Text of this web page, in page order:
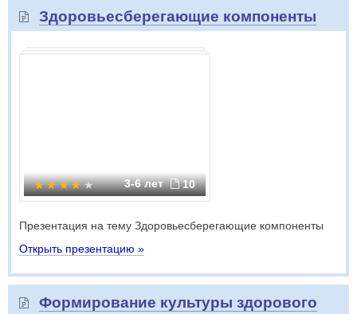
Здоровьесберегающие компоненты
3-6 лет 10
Презентация на тему Здоровьесберегающие компоненты
Открыть презентацию »
Формирование культуры здорового